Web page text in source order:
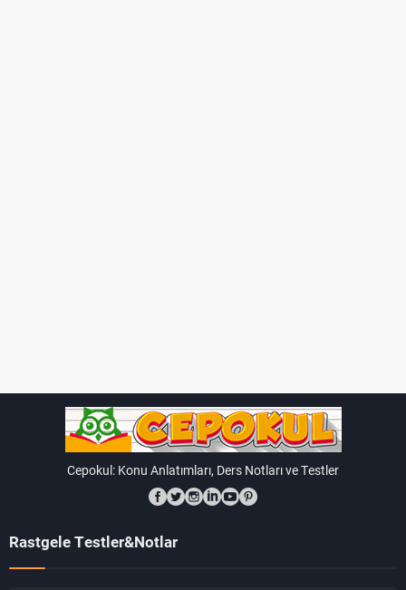
Üslü ifadeler, matematikte çeşitli konuları daha kolay ve
kompakt bir şekilde ifade etmek için kullanılır. Özellikle
bilimsel hesaplamalarda, mühendislik problemlerinde ve
istatistikte sıkça kullanılır. Bu nedenle, üslü ifadeleri
anlamak ve işlem yapabilmek matematikte önemli bir
Çözümlü Soru 1:
Cepokul: Konu Anlatımları, Ders Notları ve Testler
Rastgele Testler&Notlar